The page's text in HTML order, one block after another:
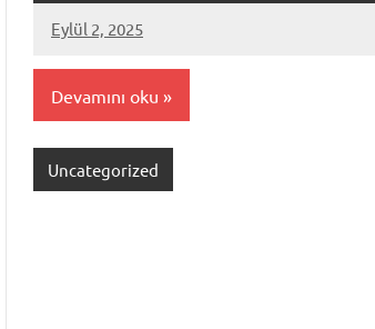
Eylül 2, 2025
admin
Devamını oku
Uncategorized